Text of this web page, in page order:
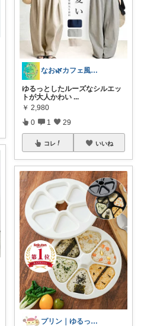
なお🌿カフェ風インテリア・雑貨好き
ゆるっとしたルーズなシルエッ
トが大人かわい ...
￥ 2,980
0 1 29
コレ いいね
プリン｜ゆるっとラク暮らし